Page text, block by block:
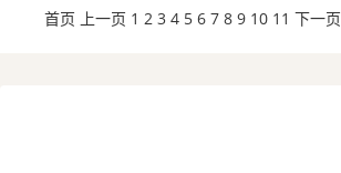
首页 上一页 1 2 3 4 5 6 7 8 9 10 11 下一页